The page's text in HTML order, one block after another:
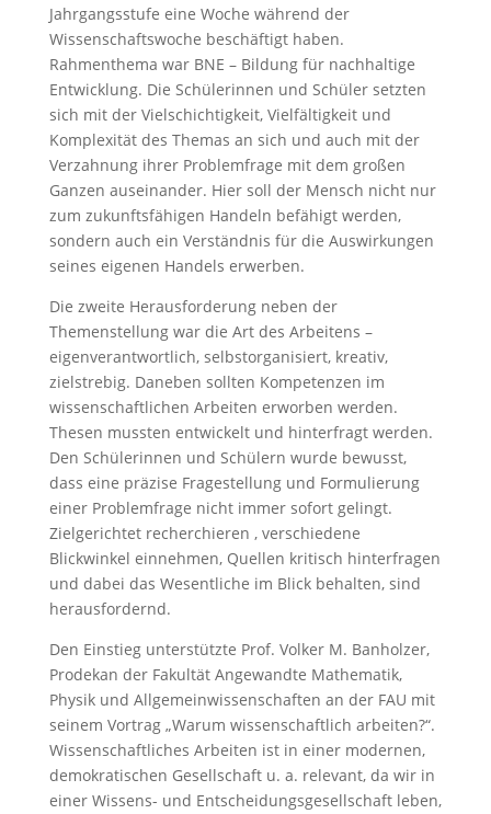
Jahrgangsstufe eine Woche während der
Wissenschaftswoche beschäftigt haben.
Rahmenthema war BNE – Bildung für nachhaltige
Entwicklung. Die Schülerinnen und Schüler setzten
sich mit der Vielschichtigkeit, Vielfältigkeit und
Komplexität des Themas an sich und auch mit der
Verzahnung ihrer Problemfrage mit dem großen
Ganzen auseinander. Hier soll der Mensch nicht nur
zum zukunftsfähigen Handeln befähigt werden,
sondern auch ein Verständnis für die Auswirkungen
seines eigenen Handels erwerben.
Die zweite Herausforderung neben der
Themenstellung war die Art des Arbeitens –
eigenverantwortlich, selbstorganisiert, kreativ,
zielstrebig. Daneben sollten Kompetenzen im
wissenschaftlichen Arbeiten erworben werden.
Thesen mussten entwickelt und hinterfragt werden.
Den Schülerinnen und Schülern wurde bewusst,
dass eine präzise Fragestellung und Formulierung
einer Problemfrage nicht immer sofort gelingt.
Zielgerichtet recherchieren , verschiedene
Blickwinkel einnehmen, Quellen kritisch hinterfragen
und dabei das Wesentliche im Blick behalten, sind
herausfordernd.
Den Einstieg unterstützte Prof. Volker M. Banholzer,
Prodekan der Fakultät Angewandte Mathematik,
Physik und Allgemeinwissenschaften an der FAU mit
seinem Vortrag „Warum wissenschaftlich arbeiten?“.
Wissenschaftliches Arbeiten ist in einer modernen,
demokratischen Gesellschaft u. a. relevant, da wir in
einer Wissens- und Entscheidungsgesellschaft leben,